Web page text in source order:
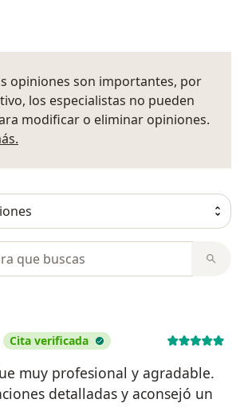
opiniones son importantes, por
los especialistas no pueden
modificar o eliminar opiniones.
Cita verificada
muy profesional y agradable.
detalladas y aconsejó un